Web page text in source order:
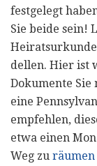
festgelegt
Sie beide sein!
dellen. Hier ist
Dokumente Sie
eine
empfehlen,
etwa einen
Weg zu räumen